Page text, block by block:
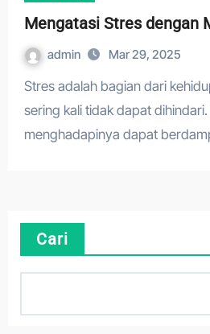
Mengatasi Stres dengan
admin Mar 29, 2025
Stres adalah bagian dari kehidupan sehari-hari yang
sering kali tidak dapat
menghadapinya dapat
Cari